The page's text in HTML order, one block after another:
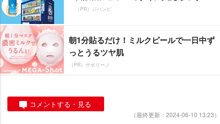
（PR）ジハンピ
朝1分貼るだけ！ミルクピールで一日中ず
っとうるツヤ肌
（PR）サボリーノ
コメントする・見る
（最終更新：2024-06-10 13:23）